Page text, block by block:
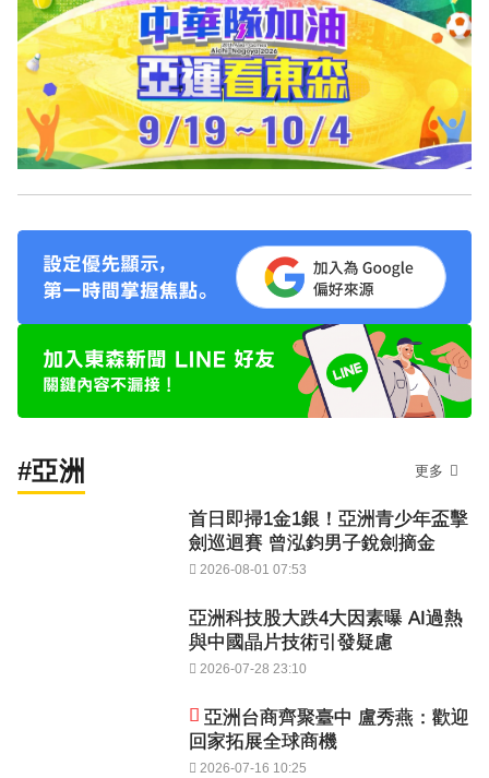
#亞洲 更多
首日即掃1金1銀！亞洲青少年盃擊
劍巡迴賽 曾泓鈞男子銳劍摘金
2026-08-01 07:53
亞洲科技股大跌4大因素曝 AI過熱
與中國晶片技術引發疑慮
2026-07-28 23:10
亞洲台商齊聚臺中 盧秀燕：歡迎
回家拓展全球商機
2026-07-16 10:25